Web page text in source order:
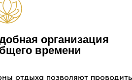
организация
времени
отдыха позволяют проводить